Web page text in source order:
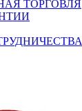
ТОРГОВЛЯ